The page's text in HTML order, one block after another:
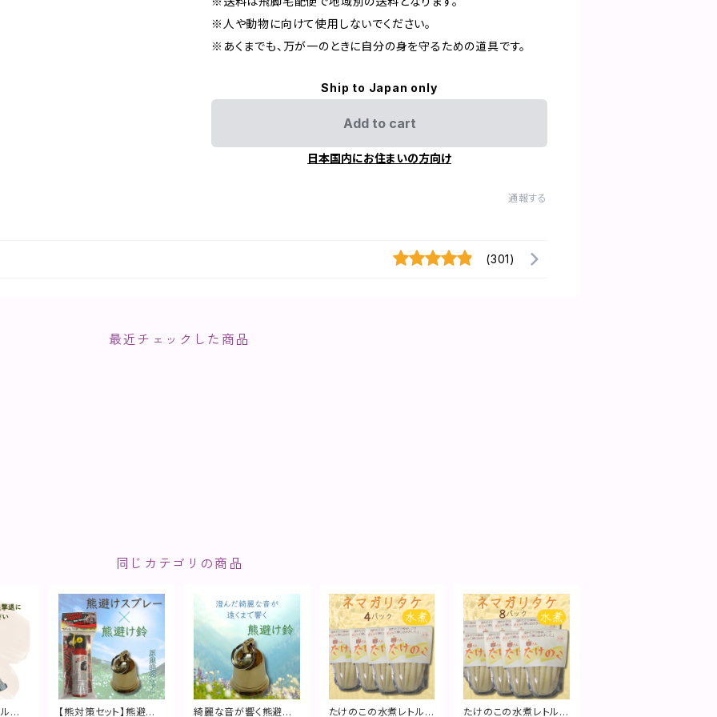
※人や動物に向けて使用しないでください。
※あくまでも、万が一のときに自分の身を守るための道具です。
Ship to Japan only
Add to cart
日本国内にお住まいの方向け
通報する
(301)
最近チェックした商品
同じカテゴリの商品
熊 【熊対策セット】熊避け 綺麗な音が響く熊避け たけのこの水煮レトル たけのこの水煮レトル